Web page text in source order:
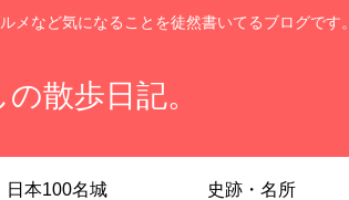
メなど気になることを徒然書いてるブログです。
散歩日記。
日本100名城 史跡・名所